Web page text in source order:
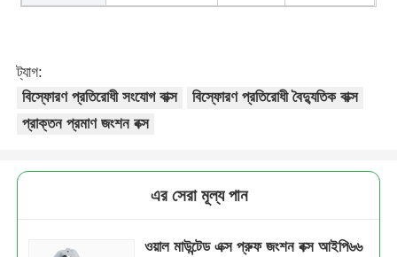
ট্যাগ:
বিস্ফোরণ প্রতিরোধী সংযোগ বাক্স
বিস্ফোরণ প্রতিরোধী বৈদ্যুতিক বাক্স
প্রাক্তন প্রমাণ জংশন বক্স
এর সেরা মূল্য পান
ওয়াল মাউন্টেড এক্স প্রুফ জংশন বক্স আইপি৬৬